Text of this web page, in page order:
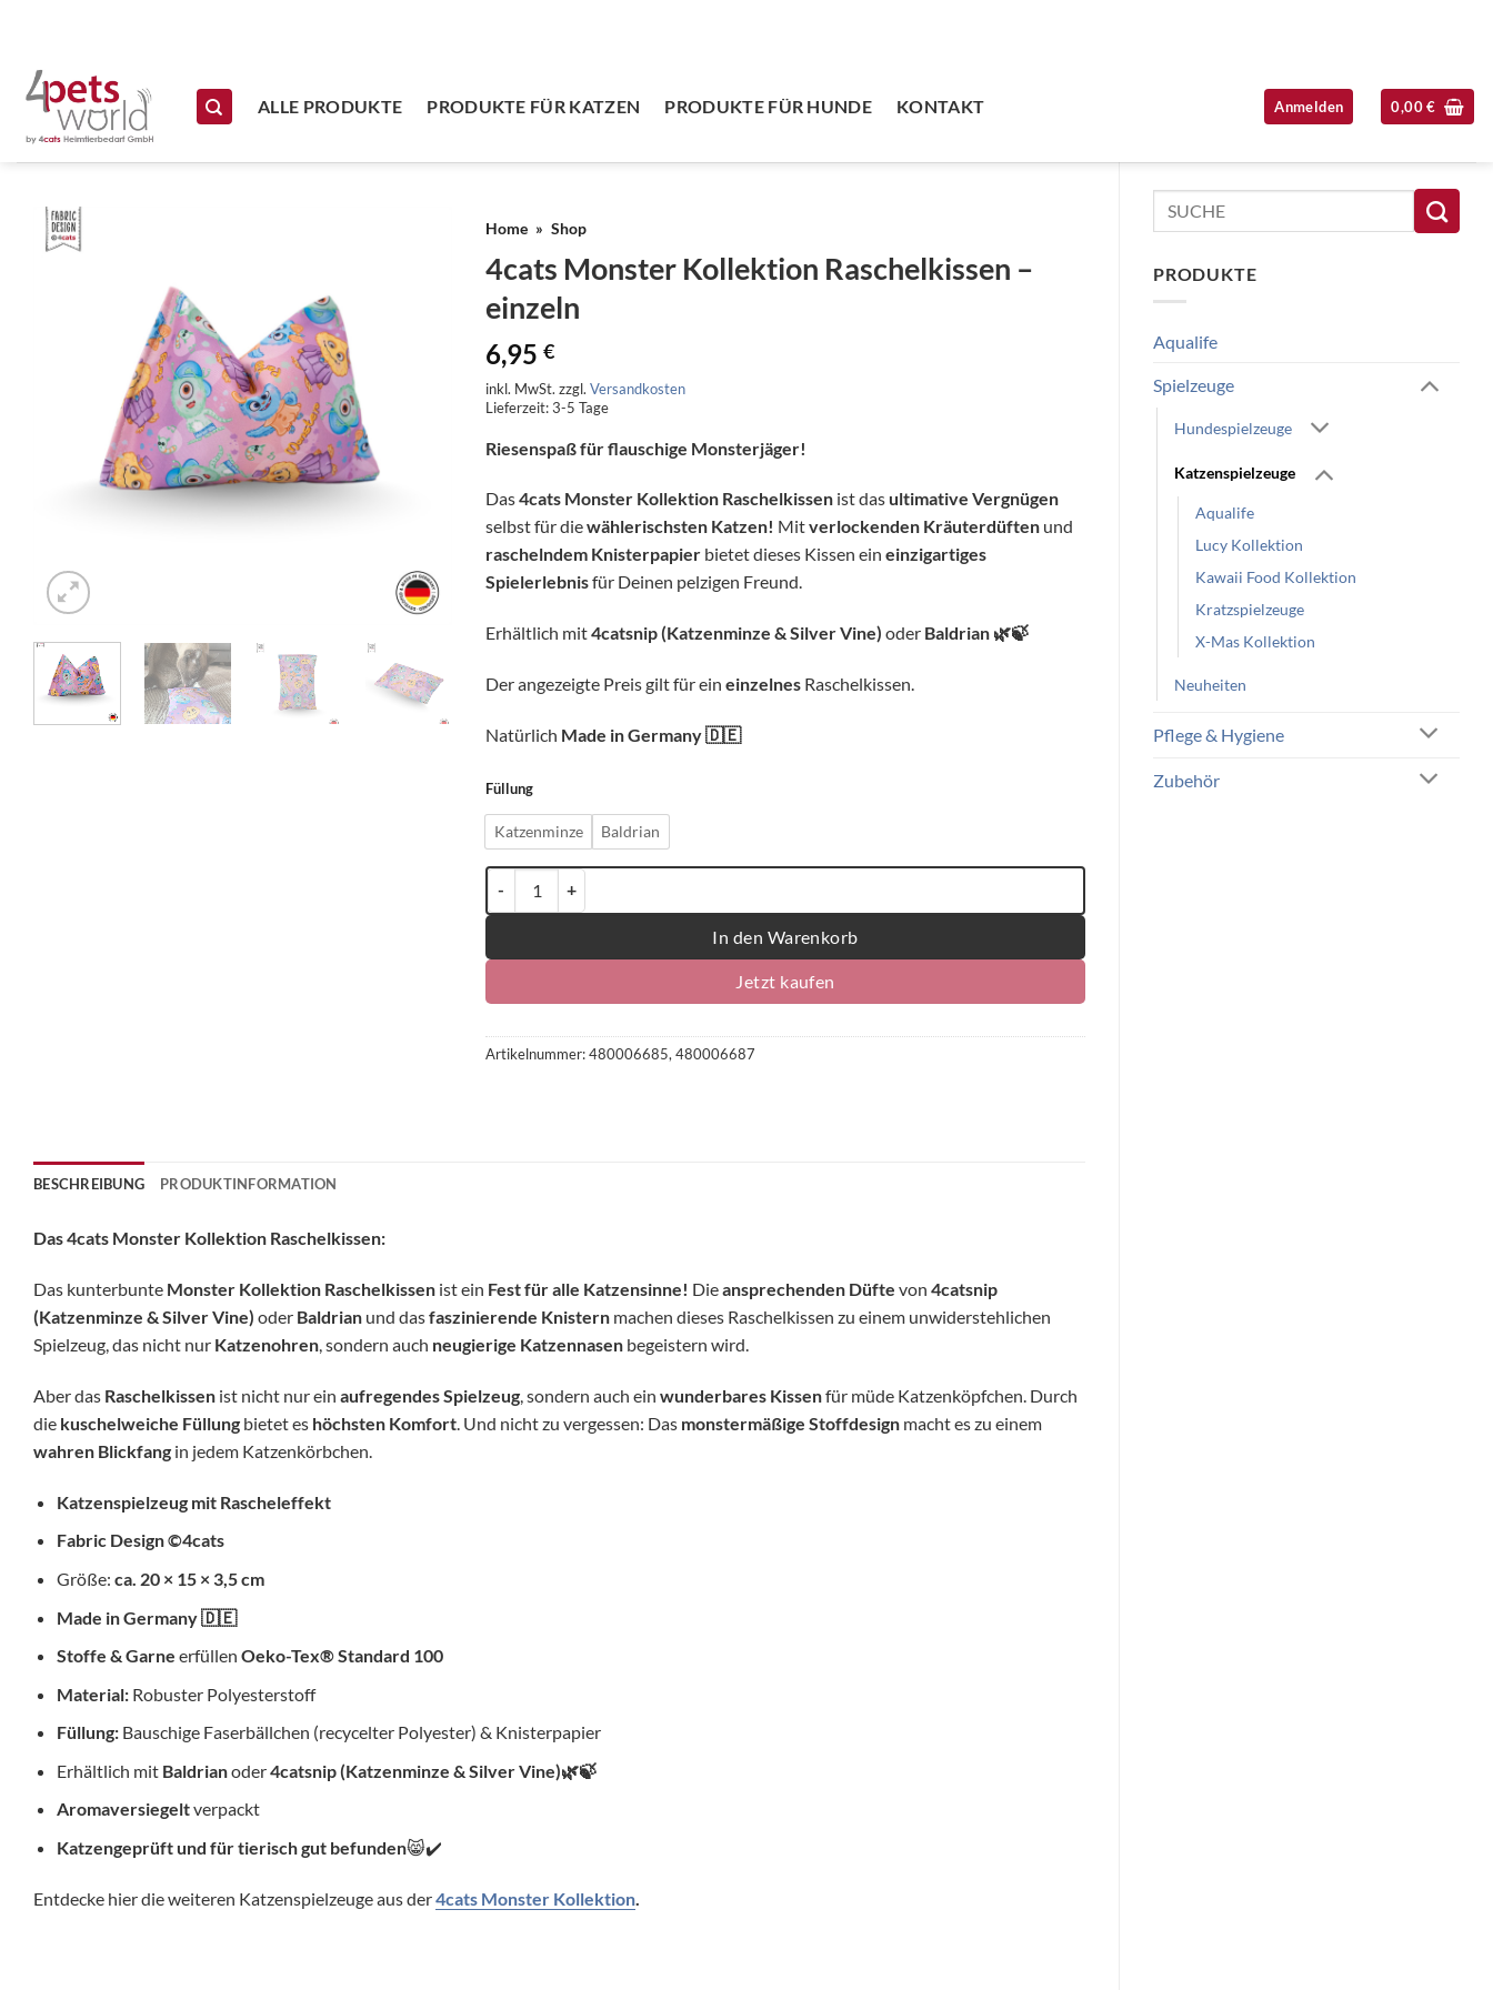
Zum Inhalt springen
ALLE PRODUKTE
PRODUKTE FÜR KATZEN PRODUKTE FÜR HUNDE KONTAKT Anmelden 0,00€
Suchen
nach:
PRODUKTE
Aqualife
Spielzeuge
Hundespielzeuge
Katzenspielzeuge
Aqualife
Lucy Kollektion
Kawaii Food Kollektion
Kratzspielzeuge
X-Mas Kollektion
Neuheiten
Pflege & Hygiene
Zubehör
Home » Shop
4cats Monster Kollektion Raschelkissen –
einzeln
6,95€
inkl. MwSt. zzgl.Versandkosten
Lieferzeit:3-5 Tage
Riesenspaß für flauschige Monsterjäger!
Das4cats Monster Kollektion Raschelkissen ist das ultimative Vergnügen
selbst für diewählerischsten Katzen! Mitverlockenden Kräuterdüften und
raschelndem Knisterpapier bietet dieses Kissen eineinzigartiges
Spielerlebnisfür Deinen pelzigen Freund.
Erhältlich mit4catsnip (Katzenminze & Silver Vine) oder Baldrian 🌿🍃
Der angezeigte Preis gilt für eineinzelnes Raschelkissen.
Natürlich Made in Germany🇩🇪
Füllung
Katzenminze Baldrian
In den Warenkorb
Jetzt kaufen
Artikelnummer:480006685, 480006687
BESCHREIBUNG PRODUKTINFORMATION
Das 4cats Monster Kollektion Raschelkissen:
Das kunterbunte Monster Kollektion Raschelkissen ist ein Fest für alle Katzensinne! Dieansprechenden Düfte von 4catsnip
(Katzenminze & Silver Vine) oder Baldrian und dasfaszinierende Knistern machen dieses Raschelkissen zu einem unwiderstehlichen
Spielzeug, das nicht nur Katzenohren, sondern auch neugierige Katzennasen begeistern wird.
Aber das Raschelkissen ist nicht nur ein aufregendes Spielzeug, sondern auch ein wunderbares Kissenfür müde Katzenköpfchen. Durch
die kuschelweiche Füllung bietet es höchsten Komfort. Und nicht zu vergessen: Das monstermäßige Stoffdesign macht es zu einem
wahren Blickfang in jedem Katzenkörbchen.
Katzenspielzeug mit Rascheleffekt
Fabric Design ©4cats
Größe: ca. 20 × 15 × 3,5 cm
Made in Germany🇩🇪
Stoffe & Garne erfüllen Oeko-Tex® Standard 100
Material:Robuster Polyesterstoff
Füllung:Bauschige Faserbällchen (recycelter Polyester) & Knisterpapier
Erhältlich mit Baldrianoder4catsnip (Katzenminze & Silver Vine)🌿🍃
Aromaversiegeltverpackt
Katzengeprüft und für tierisch gut befunden😸✔️
Entdecke hier die weiteren Katzenspielzeuge aus der4cats Monster Kollektion.